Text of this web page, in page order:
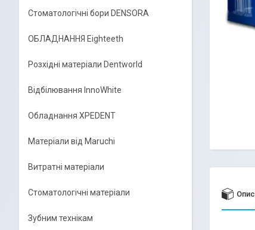
Опис
Стоматологічні бори DENSORA
ОБЛАДНАННЯ Eighteeth
Розхідні матеріали Dentworld
Відбілювання InnoWhite
Обладнання XPEDENT
Матеріали від Maruchi
Витратні матеріали
Стоматологічні матеріали
Зубним технікам